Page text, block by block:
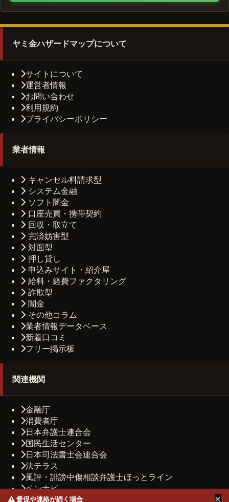
ヤミ金ハザードマップについて
サイトについて
運営者情報
お問い合わせ
利用規約
プライバシーポリシー
業者情報
キャンセル料請求型
システム金融
ソフト闇金
口座売買・携帯契約
回収・取立て
完済妨害型
対面型
押し貸し
申込みサイト・紹介屋
給料・経費ファクタリング
詐欺型
闇金
その他コラム
業者情報データベース
新着口コミ
フリー掲示板
関連機関
金融庁
消費者庁
日本弁護士連合会
国民生活センター
日本司法書士会連合会
法テラス
風評・誹謗中傷相談弁護士ほっとライン
ベンナビ
司法書士法人しもひがし法務事務所
督促や連絡が続く場合 ×